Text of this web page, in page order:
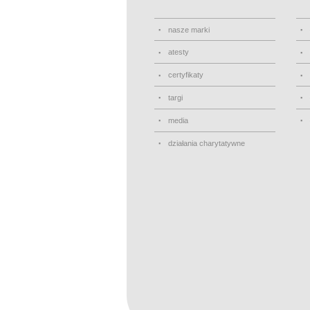
nasze marki
atesty
certyfikaty
targi
media
działania charytatywne